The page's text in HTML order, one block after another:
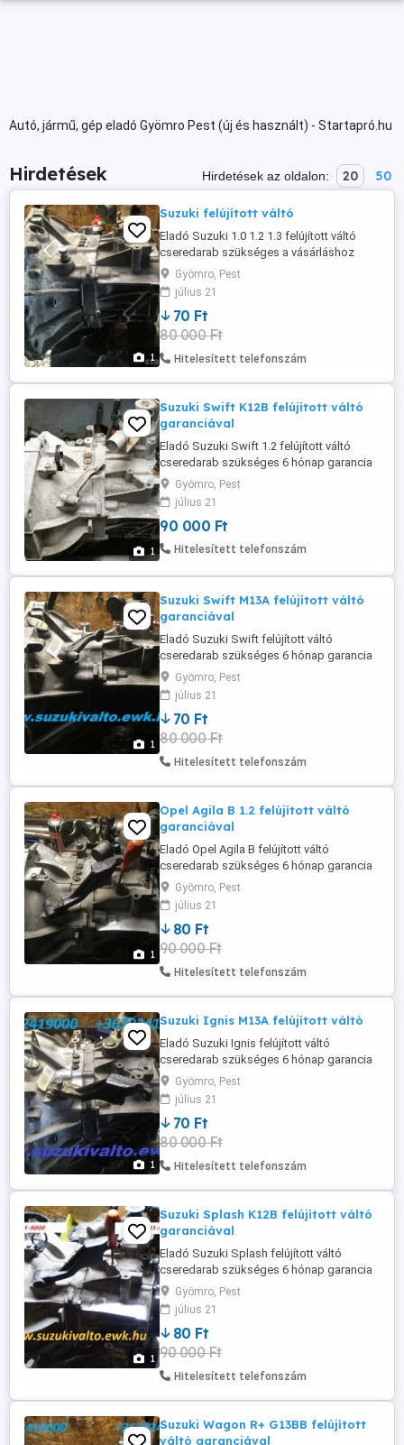
Autó, jármű, gép eladó Gyömro Pest (új és használt) - Startapró.hu
Hirdetések Hirdetések az oldalon: 20 50
1
Suzuki felújított váltó
Eladó Suzuki 1.0 1.2 1.3 felújított váltó
cseredarab szükséges a vásárláshoz
Gyömro, Pest
július 21
70 Ft
80 000 Ft
Hitelesített telefonszám
1
Suzuki Swift K12B felújított váltó
garanciával
Eladó Suzuki Swift 1.2 felújított váltó
cseredarab szükséges 6 hónap garancia
Gyömro, Pest
július 21
90 000 Ft
Hitelesített telefonszám
1
Suzuki Swift M13A felújított váltó
garanciával
Eladó Suzuki Swift felújított váltó
cseredarab szükséges 6 hónap garancia
Gyömro, Pest
július 21
70 Ft
80 000 Ft
Hitelesített telefonszám
1
Opel Agila B 1.2 felújított váltó
garanciával
Eladó Opel Agila B felújított váltó
cseredarab szükséges 6 hónap garancia
Gyömro, Pest
július 21
80 Ft
90 000 Ft
Hitelesített telefonszám
1
Suzuki Ignis M13A felújított váltó
Eladó Suzuki Ignis felújított váltó
cseredarab szükséges 6 hónap garancia
Gyömro, Pest
július 21
70 Ft
80 000 Ft
Hitelesített telefonszám
1
Suzuki Splash K12B felújított váltó
garanciával
Eladó Suzuki Splash felújított váltó
cseredarab szükséges 6 hónap garancia
Gyömro, Pest
július 21
80 Ft
90 000 Ft
Hitelesített telefonszám
Suzuki Wagon R+ G13BB felújított
váltó garanciával